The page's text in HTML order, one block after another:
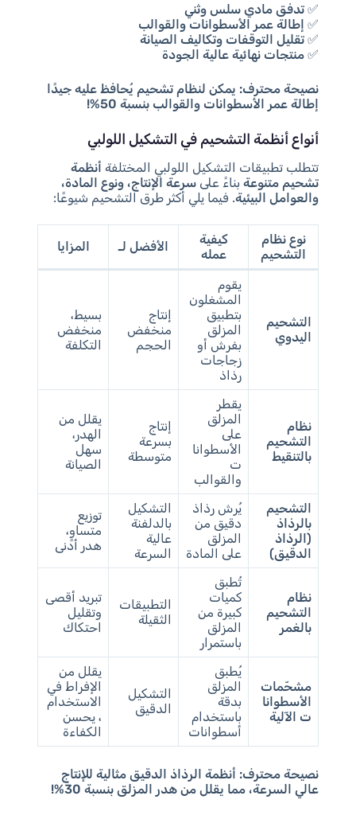
✅ تدفق مادي سلس وثني
✅ إطالة عمر الأسطوانات والقوالب
✅ تقليل التوقفات وتكاليف الصيانة
✅ منتجات نهائية عالية الجودة
نصيحة محترف: يمكن لنظام تشحيم يُحافظ عليه جيدًا
إطالة عمر الأسطوانات والقوالب بنسبة 50%!
أنواع أنظمة التشحيم في التشكيل اللولبي
تتطلب تطبيقات التشكيل اللولبي المختلفة أنظمة
تشحيم متنوعةبناءً على سرعة الإنتاج، ونوع المادة،
والعوامل البيئية. فيما يلي أكثر طرق التشحيم شيوعًا:
نوع نظام
التشحيم
كيفية
عمله
الأفضل لـ المزايا
التشحيم
اليدوي
يقوم
المشغلون
بتطبيق
المزلق
بفرش أو
زجاجات
رذاذ
إنتاج
منخفض
الحجم
بسيط،
منخفض
التكلفة
نظام
التشحيم
بالتنقيط
يقطر
المزلق
على
الأسطوانا
ت
والقوالب
إنتاج
بسرعة
متوسطة
يقلل من
الهدر،
سهل
الصيانة
التشحيم
بالرذاذ
(الرذاذ
الدقيق)
يُرش رذاذ
دقيق من
المزلق
على المادة
التشكيل
بالدلفنة
عالية
السرعة
توزيع
متساوٍ،
هدر أدنى
نظام
التشحيم
بالغمر
تُطبق
كميات
كبيرة من
المزلق
باستمرار
التطبيقات
الثقيلة
تبريد أقصى
وتقليل
احتكاك
مشحّمات
الأسطوانا
ت الآلية
يُطبق
المزلق
بدقة
باستخدام
أسطوانات
التشكيل
الدقيق
يقلل من
الإفراط في
الاستخدام
، يحسن
الكفاءة
نصيحة محترف: أنظمة الرذاذ الدقيق مثالية للإنتاج
عالي السرعة، مما يقلل من هدر المزلق بنسبة 30%!